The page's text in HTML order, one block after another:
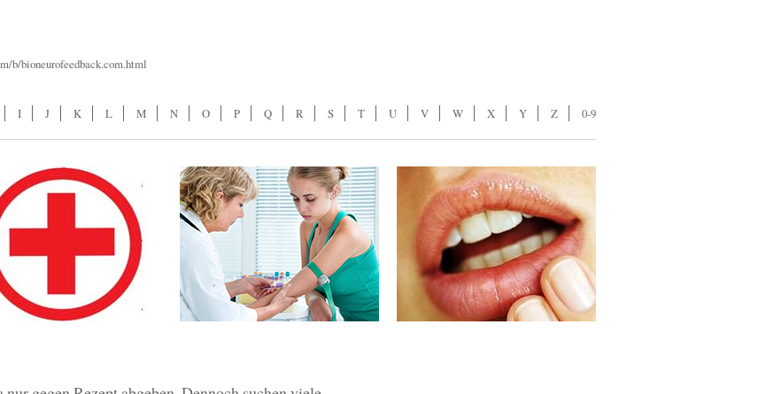
b/bioneurofeedback.com.html
I J K L M N O P Q R S T U V W X Y Z 0-9